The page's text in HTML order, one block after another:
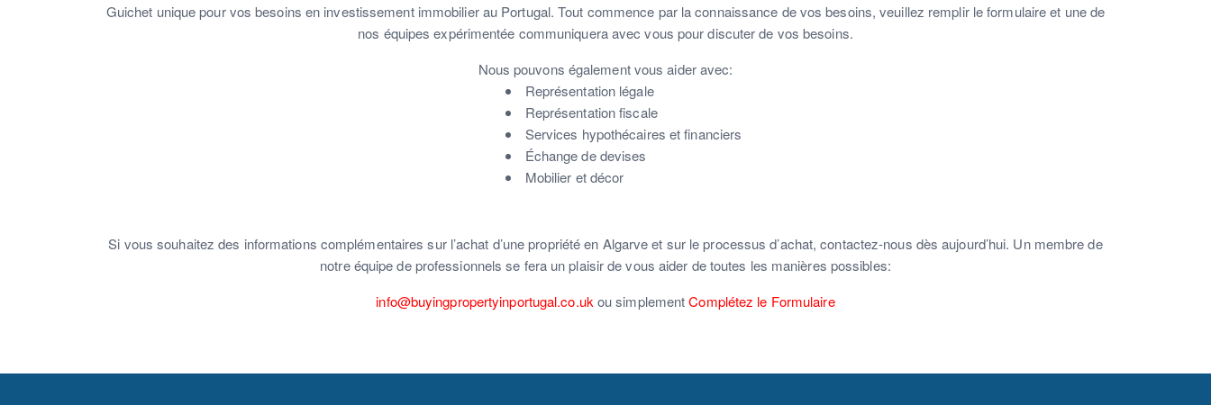
Guichet unique pour vos besoins en investissement immobilier au Portugal. Tout commence par la connaissance de vos besoins, veuillez remplir le formulaire et une de
nos équipes expérimentée communiquera avec vous pour discuter de vos besoins.
Nous pouvons également vous aider avec:
Représentation légale
Représentation fiscale
Services hypothécaires et financiers
Échange de devises
Mobilier et décor
Si vous souhaitez des informations complémentaires sur l’achat d’une propriété en Algarve et sur le processus d’achat, contactez-nous dès aujourd’hui. Un membre de
notre équipe de professionnels se fera un plaisir de vous aider de toutes les manières possibles:
info@buyingpropertyinportugal.co.ukou simplementComplétez le Formulaire